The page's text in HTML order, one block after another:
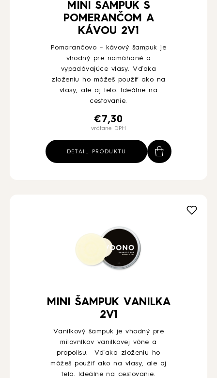
MINI ŠAMPUK S
POMERANČOM A
KÁVOU 2V1
Pomarančovo – kávový šampuk je
vhodný pre namáhané a
vypadávajúce vlasy. Vďaka
zloženiu ho môžeš použiť ako na
vlasy, ale aj telo. Ideálne na
cestovanie.
€ 7,30
vrátane DPH
DETAIL PRODUKTU
MINI ŠAMPUK VANILKA
2V1
Vanilkový šampuk je vhodný pre
milovníkov vanilkovej vône a
propolisu. Vďaka zloženiu ho
môžeš použiť ako na vlasy, ale aj
telo. Ideálne na cestovanie.